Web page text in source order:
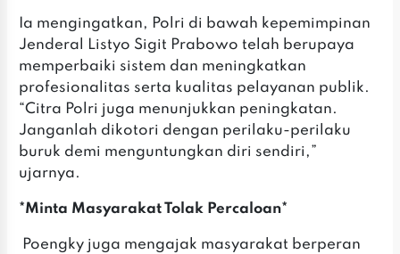
‎Ia mengingatkan, Polri di bawah kepemimpinan
Jenderal Listyo Sigit Prabowo telah berupaya
memperbaiki sistem dan meningkatkan
profesionalitas serta kualitas pelayanan publik.
“Citra Polri juga menunjukkan peningkatan.
Janganlah dikotori dengan perilaku-perilaku
buruk demi menguntungkan diri sendiri,”
ujarnya.
*Minta Masyarakat Tolak Percaloan*
‎ ‎Poengky juga mengajak masyarakat berperan